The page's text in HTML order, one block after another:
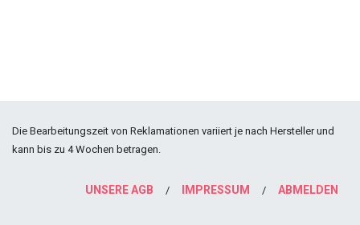
Die Bearbeitungszeit von Reklamationen variiert je nach Hersteller und
kann bis zu 4 Wochen betragen.
UNSERE AGB / IMPRESSUM / ABMELDEN